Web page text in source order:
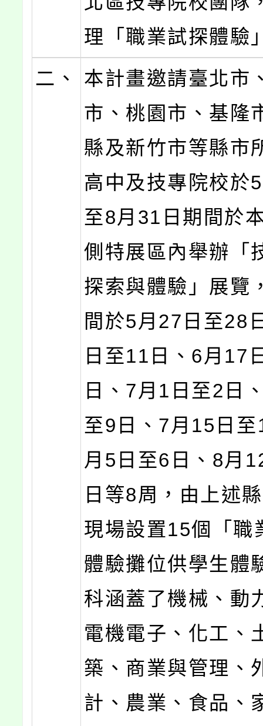
理「職業試探體驗
二、
本計畫邀請臺北市
市、桃園市、基隆
縣及新竹市等縣市
高中及技專院校於
至8月31日期間於
側特展區內舉辦「
探索與體驗」展覽
間於5月27日至28
日至11日、6月17
日、7月1日至2日
至9日、7月15日
月5日至6日、8月
日等8周，由上述
現場設置15個「職
體驗攤位供學生體
科涵蓋了機械、動
電機電子、化工、
築、商業與管理、
計、農業、食品、